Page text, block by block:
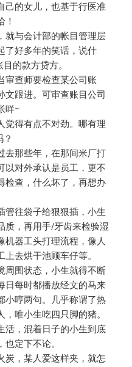
己的女儿，也基于行医准
！
就与会计部的帐目管理层
了好多年的笑话，说什
的款方贷方。
审查师要检查某公司账
文跟进。可审查账目公司
咩~
觉得有点不对劲。哪有理
去那些年，在那间米厂打
以对外承认是员工，更不
检查，什么坏了，再想办
管往袋子给狠狠插，小生
质，再用手/牙齿来检验湿
机器工头打理流程，像人
去烘干池顾车仔等。
周围状态，小生就得不断
日每时都播放经文的马来
小哼两句。几乎称谓了热
唯小生吃四只脚的猪。
活，混着日子的小生到底
定下不论。
炭，某人爱这样夹，就怎